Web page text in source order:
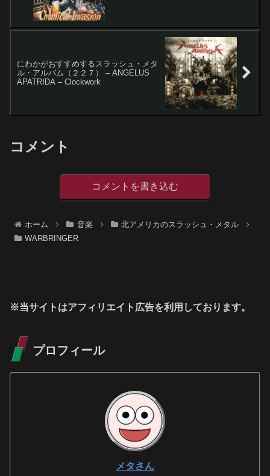
にわかがおすすめするスラッシュ・メタ
ル・アルバム（２２７） – ANGELUS
APATRIDA – Clockwork
コメント
コメントを書き込む
ホーム 音楽
北アメリカのスラッシュ・メタル
WARBRINGER
※当サイトはアフィリエイト広告を利用しております。
プロフィール
メタさん